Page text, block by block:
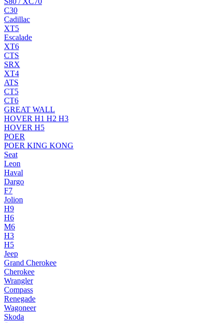
C30
Cadillac
XT5
Escalade
XT6
CTS
SRX
XT4
ATS
CT5
CT6
GREAT WALL
HOVER H1 H2 H3
HOVER H5
POER
POER KING KONG
Seat
Leon
Haval
Dargo
F7
Jolion
H9
H6
M6
H3
H5
Jeep
Grand Cherokee
Cherokee
Wrangler
Compass
Renegade
Wagoneer
Skoda